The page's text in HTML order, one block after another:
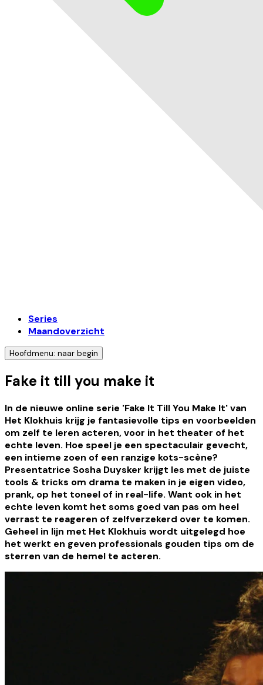
Series
Maandoverzicht
Hoofdmenu: naar begin
Fake it till you make it
In de nieuwe online serie 'Fake It Till You Make It' van
Het Klokhuis krijg je fantasievolle tips en voorbeelden
om zelf te leren acteren, voor in het theater of het
echte leven. Hoe speel je een spectaculair gevecht,
een intieme zoen of een ranzige kots-scène?
Presentatrice Sosha Duysker krijgt les met de juiste
tools & tricks om drama te maken in je eigen video,
prank, op het toneel of in real-life. Want ook in het
echte leven komt het soms goed van pas om heel
verrast te reageren of zelfverzekerd over te komen.
Geheel in lijn met Het Klokhuis wordt uitgelegd hoe
het werkt en geven professionals gouden tips om de
sterren van de hemel te acteren.